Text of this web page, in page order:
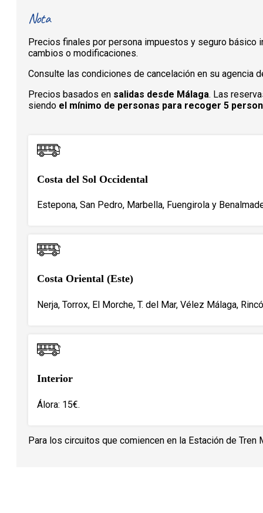
Nota
Precios finales por persona impuestos y seguro básico
cambios o modificaciones.
Consulte las condiciones de cancelación en su agencia
Precios basados en salidas desde Málaga. Las
siendo el mínimo de personas para recoger 5
Costa del Sol Occidental
Estepona, San Pedro, Marbella, Fuengirola y
Costa Oriental (Este)
Nerja, Torrox, El Morche, T. del Mar, Vélez Málaga,
Interior
Álora: 15€.
Para los circuitos que comiencen en la Estación de